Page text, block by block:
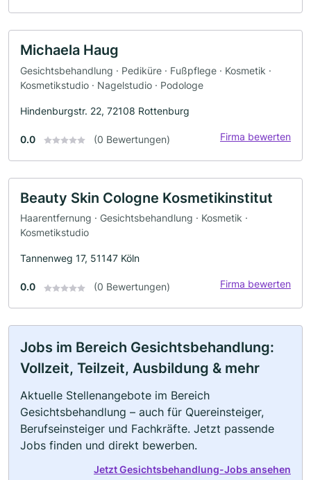
Michaela Haug
Gesichtsbehandlung · Pediküre · Fußpflege · Kosmetik ·
Kosmetikstudio · Nagelstudio · Podologe
Hindenburgstr. 22, 72108 Rottenburg
0.0 (0 Bewertungen) Firma bewerten
Beauty Skin Cologne Kosmetikinstitut
Haarentfernung · Gesichtsbehandlung · Kosmetik ·
Kosmetikstudio
Tannenweg 17, 51147 Köln
0.0 (0 Bewertungen) Firma bewerten
Jobs im Bereich Gesichtsbehandlung:
Vollzeit, Teilzeit, Ausbildung & mehr
Aktuelle Stellenangebote im Bereich
Gesichtsbehandlung – auch für Quereinsteiger,
Berufseinsteiger und Fachkräfte. Jetzt passende
Jobs finden und direkt bewerben.
Jetzt Gesichtsbehandlung-Jobs ansehen